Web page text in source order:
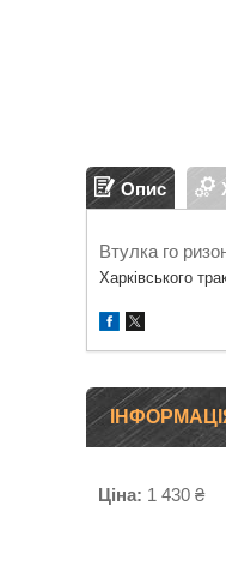
Опис
Втулка го
Харківського
Ціна: 1 430 ₴